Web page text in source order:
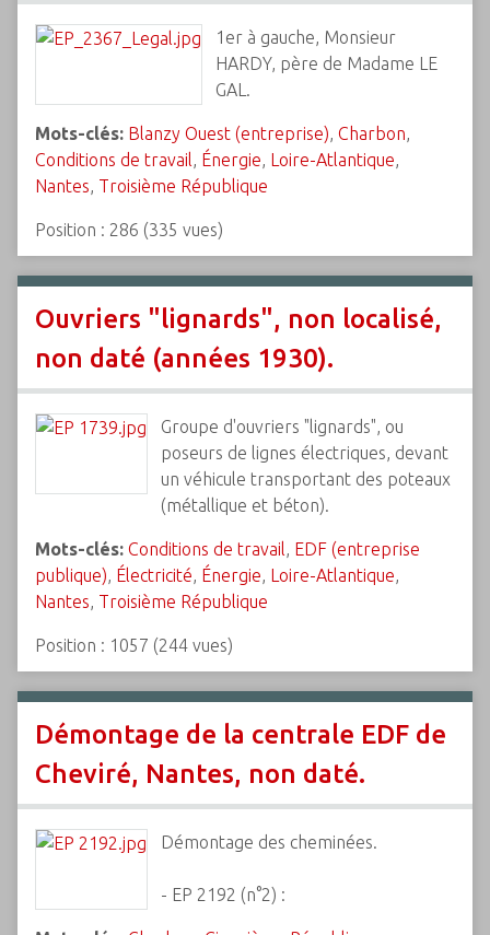
1er à gauche, Monsieur
HARDY, père de Madame LE
GAL.
Mots-clés: Blanzy Ouest (entreprise), Charbon,
Conditions de travail, Énergie, Loire-Atlantique,
Nantes, Troisième République
Position : 286 (335 vues)
Ouvriers "lignards", non localisé,
non daté (années 1930).
Groupe d'ouvriers "lignards", ou
poseurs de lignes électriques, devant
un véhicule transportant des poteaux
(métallique et béton).
Mots-clés: Conditions de travail, EDF (entreprise
publique), Électricité, Énergie, Loire-Atlantique,
Nantes, Troisième République
Position : 1057 (244 vues)
Démontage de la centrale EDF de
Cheviré, Nantes, non daté.
Démontage des cheminées.
- EP 2192 (n°2) :